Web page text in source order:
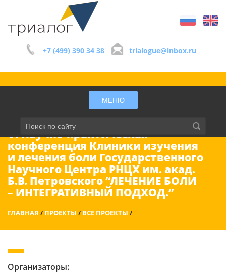
+7 (499) 390 34 38 trialogue@inbox.ru
МЕНЮ
VI Научно-практическая
конференция Клиники изучения
и лечения боли Государственного
Научного Центра РНЦХ им. акад.
Б.В. Петровского “ЛЕЧЕНИЕ БОЛИ
– ИНТЕГРАТИВНЫЙ ПОДХОД.”
ГЛАВНАЯ /ПРОЕКТЫ /ВСЕ ПРОЕКТЫ /
Организаторы: